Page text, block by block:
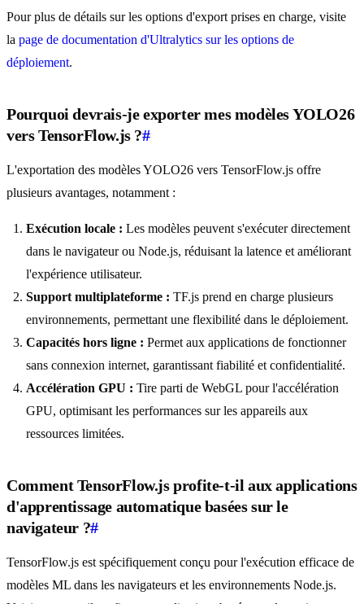
Pour plus de détails sur les options d'export prises en charge, visite
la page de documentation d'Ultralytics sur les options de
déploiement.
Pourquoi devrais-je exporter mes modèles YOLO26
vers TensorFlow.js ?#
L'exportation des modèles YOLO26 vers TensorFlow.js offre
plusieurs avantages, notamment :
Exécution locale : Les modèles peuvent s'exécuter directement
dans le navigateur ou Node.js, réduisant la latence et améliorant
l'expérience utilisateur.
Support multiplateforme : TF.js prend en charge plusieurs
environnements, permettant une flexibilité dans le déploiement.
Capacités hors ligne : Permet aux applications de fonctionner
sans connexion internet, garantissant fiabilité et confidentialité.
Accélération GPU : Tire parti de WebGL pour l'accélération
GPU, optimisant les performances sur les appareils aux
ressources limitées.
Comment TensorFlow.js profite-t-il aux applications
d'apprentissage automatique basées sur le
navigateur ?#
TensorFlow.js est spécifiquement conçu pour l'exécution efficace de
modèles ML dans les navigateurs et les environnements Node.js.